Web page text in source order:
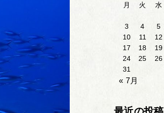
月
火 水
3
4 5
10
11 12
17
18 19
24
25 26
31
« 7月